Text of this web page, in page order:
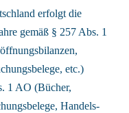
erfolgt die
gemäß § 257 Abs. 1
etc.)
1 AO (Bücher,
Handels-